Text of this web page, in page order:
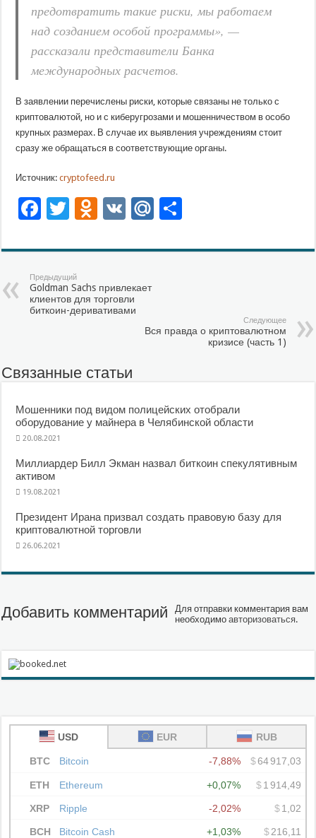
предотвратить такие риски, мы работаем
над созданием особой программы», —
рассказали представители Банка
международных расчетов.
В заявлении перечислены риски, которые связаны не только с
криптовалютой, но и с киберугрозами и мошенничеством в особо
крупных размерах. В случае их выявления учреждениям стоит
сразу же обращаться в соответствующие органы.
Источник: cryptofeed.ru
Facebook
Twitter
Odnoklassniki
VK Mail.Ru
Предыдущий
Goldman Sachs привлекает
клиентов для торговли
биткоин-деривативами
Следующее
Вся правда о криптовалютном
кризисе (часть 1)
Связанные статьи
Мошенники под видом полицейских отобрали
оборудование у майнера в Челябинской области
20.08.2021
Миллиардер Билл Экман назвал биткоин спекулятивным
активом
19.08.2021
Президент Ирана призвал создать правовую базу для
криптовалютной торговли
26.06.2021
Добавить комментарий
Для отправки комментария вам
необходимоавторизоваться.